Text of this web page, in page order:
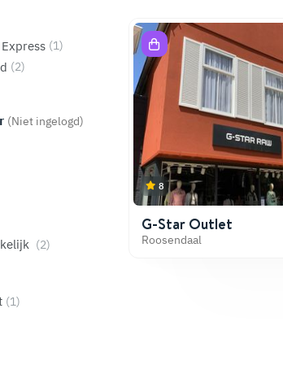
(1)
(2)
(Niet ingelogd)
(2)
(1)
8
G-Star Outlet
Roosendaal